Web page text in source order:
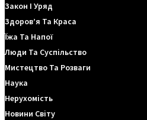
Закон І Уряд
Здоров’я Та Краса
Їжа Та Напої
Люди Та Суспільство
Мистецтво Та Розваги
Наука
Нерухомість
Новини Світу